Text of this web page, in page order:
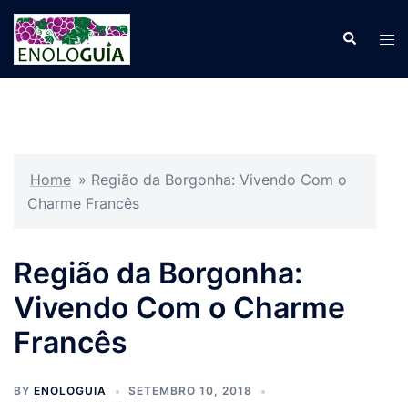
Pular
para
conteúdo
Search
Home » Região da Borgonha: Vivendo Com o
Charme Francês
Região da Borgonha:
Vivendo Com o Charme
Francês
BY ENOLOGUIA
SETEMBRO 10, 2018